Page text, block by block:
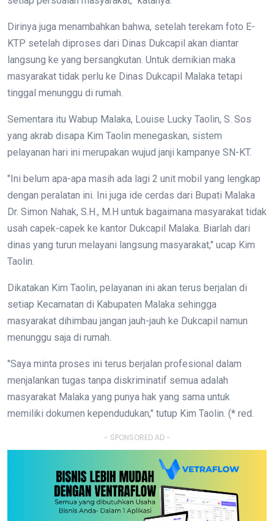
Dirinya juga menambahkan bahwa, setelah terekam foto E-
KTP setelah diproses dari Dinas Dukcapil akan diantar
langsung ke yang bersangkutan. Untuk demikian maka
masyarakat tidak perlu ke Dinas Dukcapil Malaka tetapi
tinggal menunggu di rumah.
Sementara itu Wabup Malaka, Louise Lucky Taolin, S. Sos
yang akrab disapa Kim Taolin menegaskan, sistem
pelayanan hari ini merupakan wujud janji kampanye SN-KT.
"Ini belum apa-apa masih ada lagi 2 unit mobil yang lengkap
dengan peralatan ini. Ini juga ide cerdas dari Bupati Malaka
Dr. Simon Nahak, S.H., M.H untuk bagaimana masyarakat tidak
usah capek-capek ke kantor Dukcapil Malaka. Biarlah dari
dinas yang turun melayani langsung masyarakat," ucap Kim
Taolin.
Dikatakan Kim Taolin, pelayanan ini akan terus berjalan di
setiap Kecamatan di Kabupaten Malaka sehingga
masyarakat dihimbau jangan jauh-jauh ke Dukcapil namun
menunggu saja di rumah.
"Saya minta proses ini terus berjalan profesional dalam
menjalankan tugas tanpa diskriminatif semua adalah
masyarakat Malaka yang punya hak yang sama untuk
memiliki dokumen kependudukan," tutup Kim Taolin. (* red.
- SPONSORED AD -